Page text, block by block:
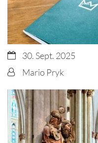
Datum:30. Sept. 2025
Von:Mario Pryk